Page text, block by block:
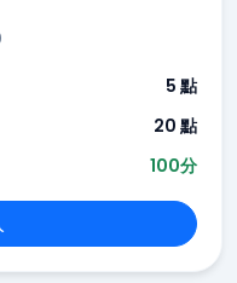
5 點
20 點
100分